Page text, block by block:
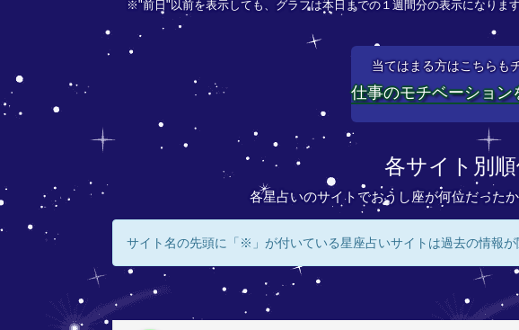
※"前日"以前を表示しても、グラフは本日までの１週間分の表示になります
当てはまる方はこちらも
仕事のモチベーション
各サイト別
各星占いのサイトでおうし座が何位だった
サイト名の先頭に「※」が付いている星座占いサイトは過去の情報